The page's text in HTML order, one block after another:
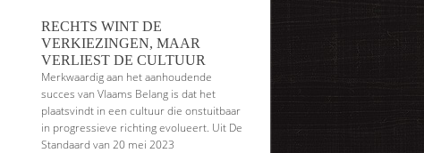
RECHTS WINT DE
VERKIEZINGEN, MAAR
VERLIEST DE CULTUUR
Merkwaardig aan het aanhoudende
succes van Vlaams Belang is dat het
plaatsvindt in een cultuur die onstuitbaar
in progressieve richting evolueert. Uit De
Standaard van 20 mei 2023